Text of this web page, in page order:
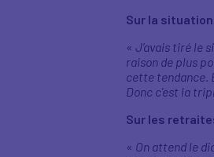
Sur la
« J’avais tiré le
raison de plus
cette tendance.
Donc c'est la
Sur les
« On attend le